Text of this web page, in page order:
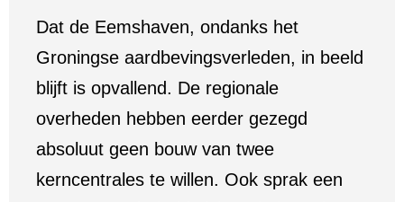
Dat de Eemshaven, ondanks het
Groningse aardbevingsverleden, in beeld
blijft is opvallend. De regionale
overheden hebben eerder gezegd
absoluut geen bouw van twee
kerncentrales te willen. Ook sprak een